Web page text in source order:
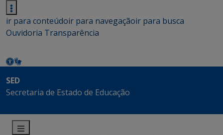
ir para conteúdoir para navegaçãoir para busca
Ouvidoria Transparência
SED
Secretaria de Estado de Educação